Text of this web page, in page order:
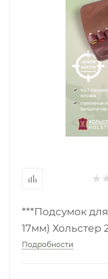
***Подсумок
17мм) Хольстер
Подробности